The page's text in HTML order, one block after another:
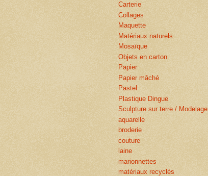
Carterie
Collages
Maquette
Matériaux naturels
Mosaïque
Objets en carton
Papier
Papier mâché
Pastel
Plastique Dingue
Sculpture sur terre / Modelage
aquarelle
broderie
couture
laine
marionnettes
matériaux recyclés